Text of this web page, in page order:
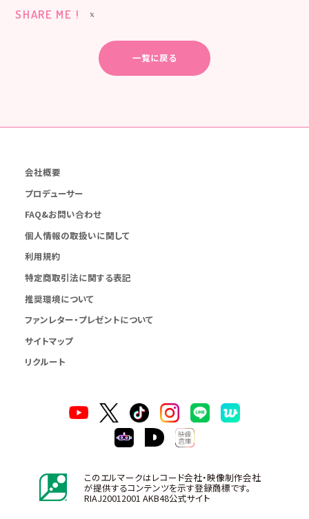
SHARE ME !
一覧に戻る
会社概要
プロデューサー
FAQ&お問い合わせ
個人情報の取扱いに関して
利用規約
特定商取引法に関する表記
推奨環境について
ファンレター・プレゼントについて
サイトマップ
リクルート
このエルマークはレコード会社・映像制作会社
が提供するコンテンツを示す登録商標です。
RIAJ20012001 AKB48公式サイト